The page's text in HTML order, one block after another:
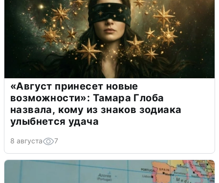
«Август принесет новые
возможности»: Тамара Глоба
назвала, кому из знаков зодиака
улыбнется удача
8 августа 7